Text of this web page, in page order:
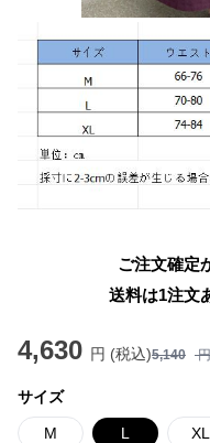
ご注文確定
送料は1注文
4,630 円 (税込)5,140
サイズ
M L XL